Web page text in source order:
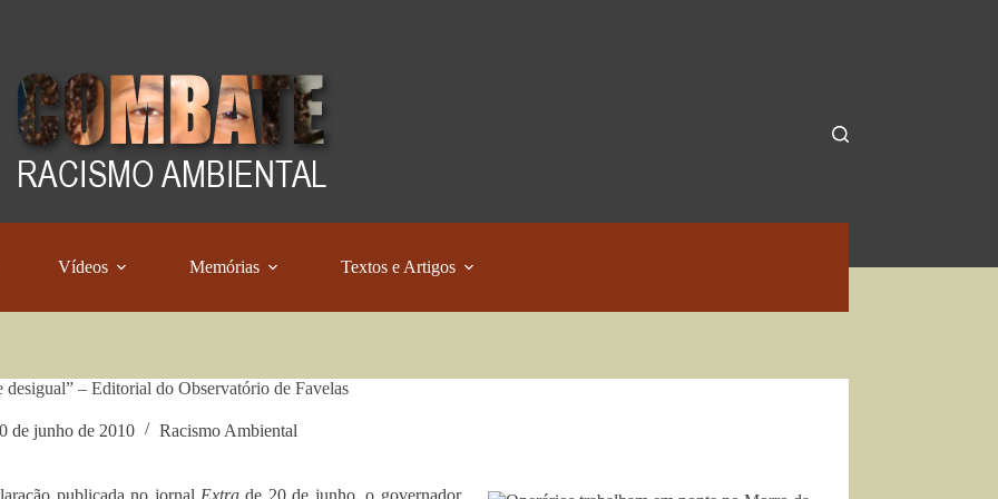
Vídeos Memórias Textos e Artigos
desigual” – Editorial do Observatório de Favelas
de junho de 2010 Racismo Ambiental
publicada no jornal Extra de 20 de junho, o governador